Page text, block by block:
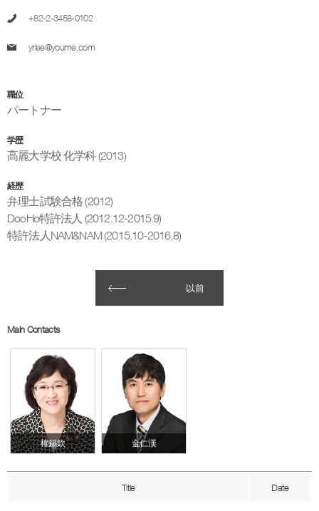
+82-2-3458-0102
yrlee@youme.com
職位
パートナー
学歴
高麗大学校 化学科 (2013)
経歴
弁理士試験合格 (2012)
DooHo特許法人 (2012.12-2015.9)
特許法人NAM&NAM (2015.10-2016.8)
以前
Main Contacts
權錫欽 金仁漢
Title Date